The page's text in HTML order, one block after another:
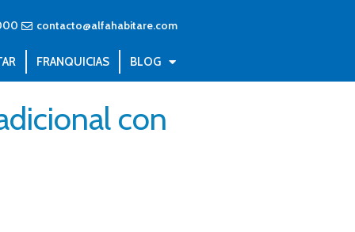
contacto@alfahabitare.com
FRANQUICIAS BLOG
con